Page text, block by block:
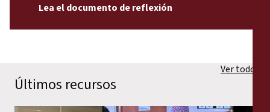
Lea el documento de reflexión
Últimos recursos
Ver todo